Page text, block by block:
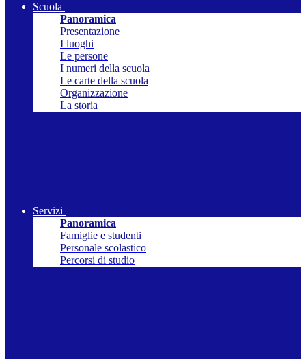
Scuola
Panoramica
Presentazione
I luoghi
Le persone
I numeri della scuola
Le carte della scuola
Organizzazione
La storia
Servizi
Panoramica
Famiglie e studenti
Personale scolastico
Percorsi di studio